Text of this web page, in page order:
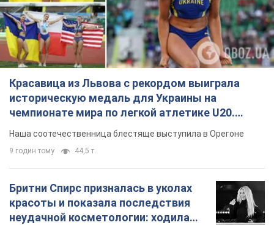
Красавица из Львова с рекордом выиграла
историческую медаль для Украины на
чемпионате мира по легкой атлетике U20.
Видео
Наша соотечественница блестяще выступила в Орегоне
9 годин тому 44,5 т.
Бритни Спирс призналась в уколах
красоты и показала последствия
неудачной косметологии: ходила